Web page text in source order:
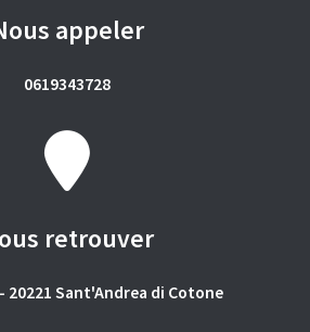
appeler
0619343728
retrouver
Sant'Andrea di Cotone